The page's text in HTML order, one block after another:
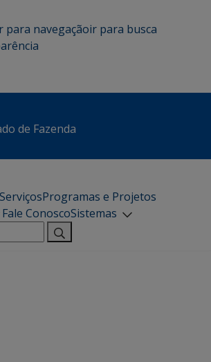
para navegaçãoir para busca
de Fazenda
ServiçosProgramas e Projetos
Fale ConoscoSistemas